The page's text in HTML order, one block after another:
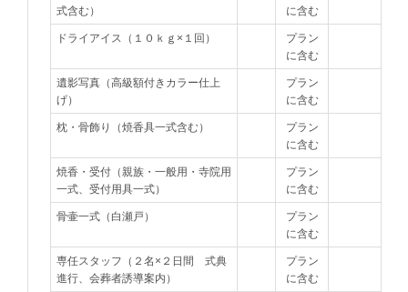
式含む）
に含む
ドライアイス（１０ｋｇ×１回）
プラン
に含む
遺影写真（高級額付きカラー仕上
げ）
プラン
に含む
枕・骨飾り（焼香具一式含む）
プラン
に含む
焼香・受付（親族・一般用・寺院用
一式、受付用具一式）
プラン
に含む
骨壷一式（白瀬戸）
プラン
に含む
専任スタッフ（２名×２日間 式典
進行、会葬者誘導案内）
プラン
に含む